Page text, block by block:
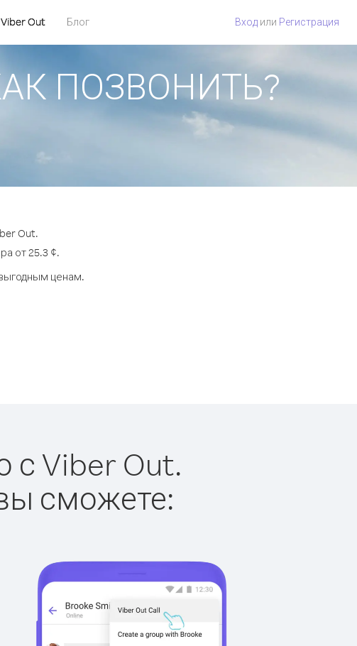
Viber Out Блог Вход или Регистрация
ПОЗВОНИТЬ?
Out.
от 25.3 ¢.
ценам.
с Viber Out.
сможете: